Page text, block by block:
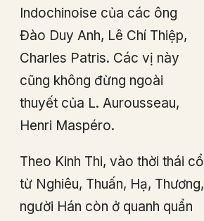
Indochinoise của các ông
Đào Duy Anh, Lê Chí Thiệp,
Charles Patris. Các vị này
cũng không đừng ngoài
thuyết của L. Aurousseau,
Henri Maspéro.
Theo Kinh Thi, vào thời thái cổ
từ Nghiêu, Thuấn, Hạ, Thương,
người Hán còn ở quanh quẩn